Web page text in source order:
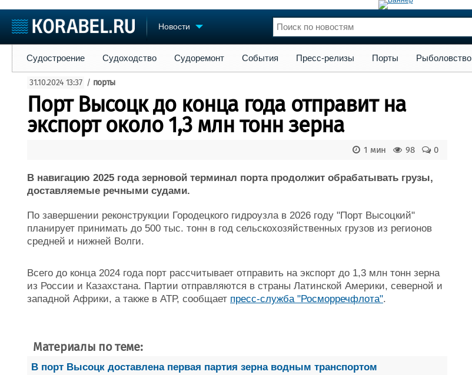
Новости
Судостроение
Пульс
Новости
Компании
Репутация
Журнал
Реклама
Торговая площадка
Доска объявлений
Продажа флота
Оборудование
Изделия
Конференции
Личности
Словарь
Флот
Форум
Судостроение Судоходство Судоремонт События Пресс-релизы Порты Рыболовство
31.10.2024 13:37 / порты
Порт Высоцк до конца года отправит на
экспорт около 1,3 млн тонн зерна
0
98
1 мин
В навигацию 2025 года зерновой терминал порта продолжит обрабатывать грузы,
доставляемые речными судами.
По завершении реконструкции Городецкого гидроузла в 2026 году "Порт Высоцкий"
планирует принимать до 500 тыс. тонн в год сельскохозяйственных грузов из регионов
средней и нижней Волги.
Всего до конца 2024 года порт рассчитывает отправить на экспорт до 1,3 млн тонн зерна
из России и Казахстана. Партии отправляются в страны Латинской Америки, северной и
западной Африки, а также в АТР, сообщает пресс-служба "Росморречфлота".
Материалы по теме:
В порт Высоцк доставлена первая партия зерна водным транспортом